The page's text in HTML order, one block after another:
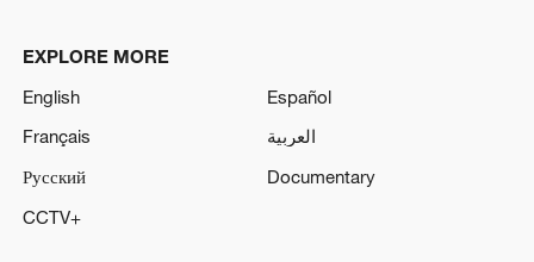
EXPLORE MORE
English
Español
Français
العربية
Русский
Documentary
CCTV+